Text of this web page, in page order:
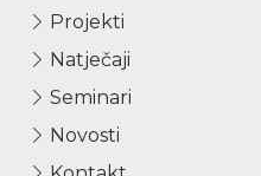
Projekti
Natječaji
Seminari
Novosti